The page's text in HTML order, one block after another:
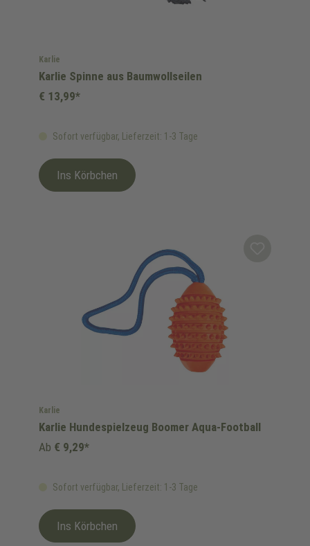
Karlie
Karlie Spinne aus Baumwollseilen
Sofort verfügbar, Lieferzeit: 1-3 Tage
€ 13,99*
Ins Körbchen
Karlie
Karlie Hundespielzeug Boomer Aqua-Football
Sofort verfügbar, Lieferzeit: 1-3 Tage
Ab € 9,29*
Ins Körbchen